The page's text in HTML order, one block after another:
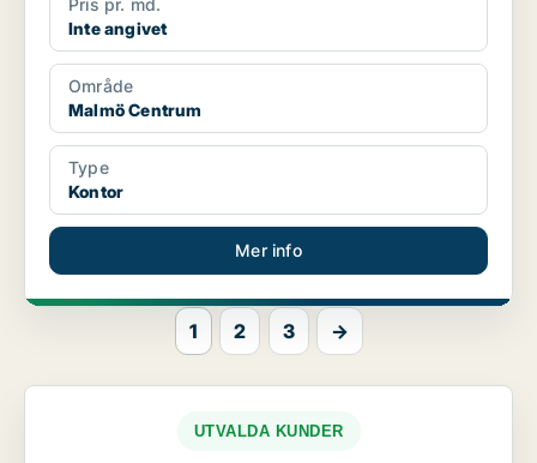
Pris pr. md.
Inte angivet
Område
Malmö Centrum
Type
Kontor
Mer info
1 2 3 →
UTVALDA KUNDER